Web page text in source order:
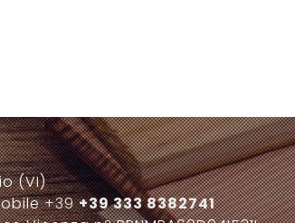
(VI)
+39+39 333 8382741